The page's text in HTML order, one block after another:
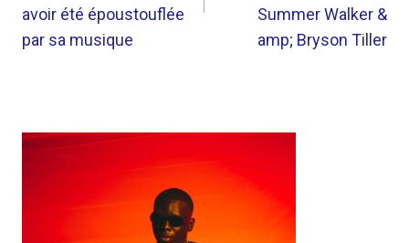
avoir été époustouflée
par sa musique
Summer Walker &
amp; Bryson Tiller